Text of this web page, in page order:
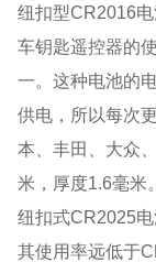
纽扣型CR2016电
车钥匙遥控器的
一。这种电池的
供电，所以每次
本、丰田、大众
米，厚度1.6毫米。
纽扣式CR2025电
其使用率远低于